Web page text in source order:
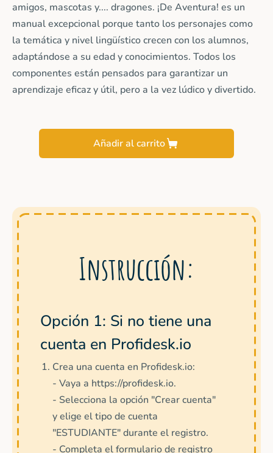
amigos, mascotas y.... dragones. ¡De Aventura! es un
manual excepcional porque tanto los personajes como
la temática y nivel lingüístico crecen con los alumnos,
adaptándose a su edad y conocimientos. Todos los
componentes están pensados para garantizar un
aprendizaje eficaz y útil, pero a la vez lúdico y divertido.
Añadir al carrito
Instrucción:
Opción 1: Si no tiene una
cuenta en Profidesk.io
Crea una cuenta en Profidesk.io:
- Vaya a https://profidesk.io.
- Selecciona la opción "Crear cuenta"
y elige el tipo de cuenta
"ESTUDIANTE" durante el registro.
- Completa el formulario de registro